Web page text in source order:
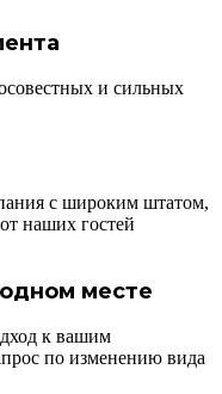
и сильных
с широким штатом,
наших гостей
месте
к вашим
по изменению вида